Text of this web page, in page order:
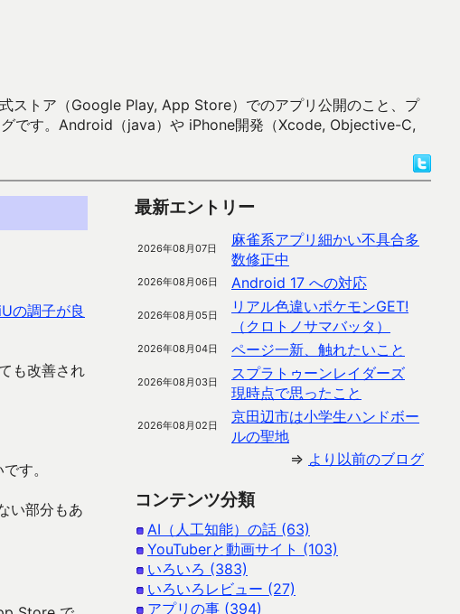
ストア（Google Play, App Store）でのアプリ公開のこと、プ
です。Android（java）や iPhone開発（Xcode, Objective-C,
の調子が良
も改善され
す。
い部分もあ
最新エントリー
2026年08月07日
麻雀系アプリ細かい不具合多
数修正中
2026年08月06日 Android 17 への対応
2026年08月05日
リアル色違いポケモンGET!
（クロトノサマバッタ）
2026年08月04日 ページ一新、触れたいこと
2026年08月03日
スプラトゥーンレイダーズ
現時点で思ったこと
2026年08月02日
京田辺市は小学生ハンドボー
ルの聖地
⇒ より以前のブログ
コンテンツ分類
AI（人工知能）の話 (63)
YouTuberと動画サイト (103)
いろいろ (383)
いろいろレビュー (27)
アプリの事 (394)